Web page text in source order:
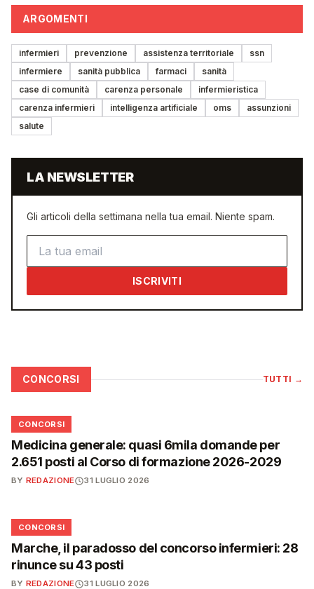
ARGOMENTI
infermieri prevenzione assistenza territoriale
ssn
infermiere
sanità pubblica farmaci
sanità
case di comunità
carenza personale
infermieristica
carenza infermieri
intelligenza artificiale oms
assunzioni
salute
LA NEWSLETTER
Gli articoli della settimana nella tua email. Niente spam.
ISCRIVITI
CONCORSI TUTTI →
📋
CONCORSI
Medicina generale: quasi 6mila domande per
2.651 posti al Corso di formazione 2026-2029
BY REDAZIONE 31 LUGLIO 2026
📋
CONCORSI
Marche, il paradosso del concorso infermieri: 28
rinunce su 43 posti
BY REDAZIONE 31 LUGLIO 2026